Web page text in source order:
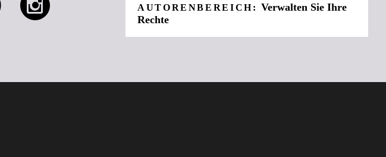
AUTORENBEREICH:Verwalten Sie Ihre
Rechte